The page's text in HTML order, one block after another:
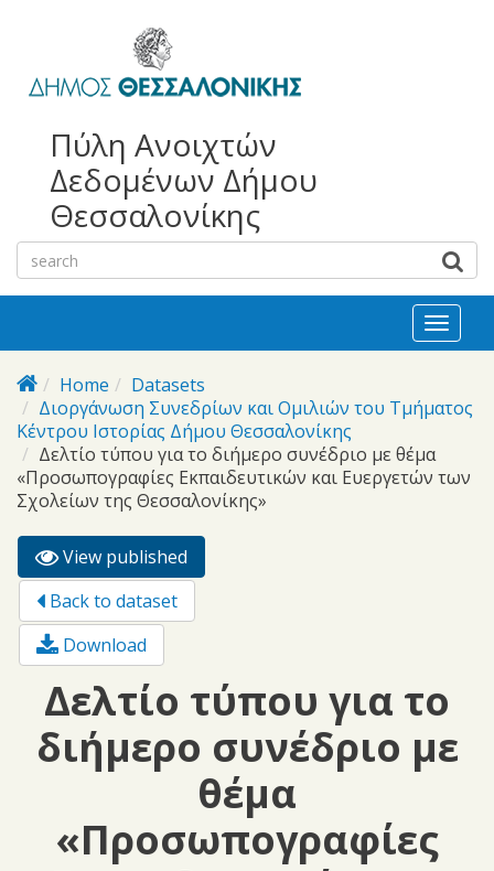
bayan
escort
escort
Πύλη Ανοιχτών
Δεδομένων Δήμου
Θεσσαλονίκης
Toggle
Home
Datasets
Διοργάνωση Συνεδρίων και Ομιλιών του Τμήματος
Κέντρου Ιστορίας Δήμου Θεσσαλονίκης
Δελτίο τύπου για το διήμερο συνέδριο με θέμα
«Προσωπογραφίες Εκπαιδευτικών και Ευεργετών των
Σχολείων της Θεσσαλονίκης»
Primary tabs
View published
tab)
Back to dataset
Download
Δελτίο τύπου για το
διήμερο συνέδριο με
θέμα
«Προσωπογραφίες